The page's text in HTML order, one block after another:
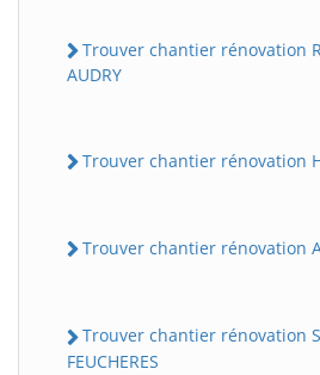
Trouver chantier rénovation
AUDRY
Trouver chantier rénovation
Trouver chantier rénovation
Trouver chantier rénovation
FEUCHERES